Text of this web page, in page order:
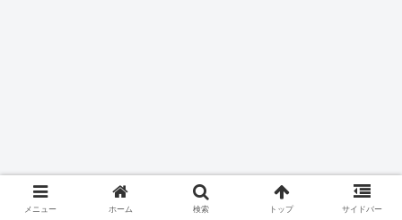
メニュー ホーム 検索 トップ サイドバー